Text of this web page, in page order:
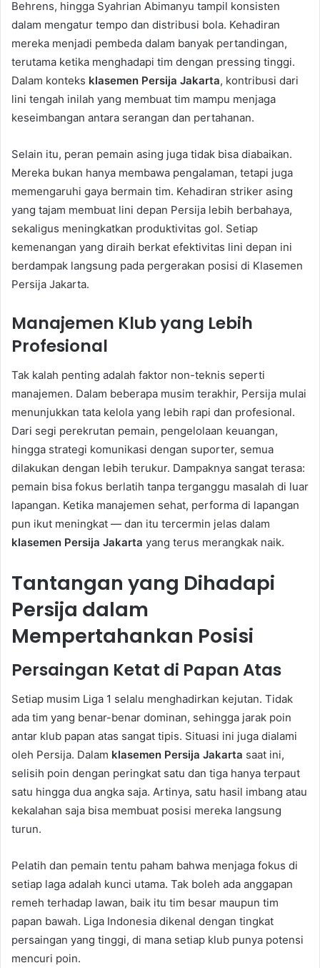
Behrens, hingga Syahrian Abimanyu tampil konsisten
dalam mengatur tempo dan distribusi bola. Kehadiran
mereka menjadi pembeda dalam banyak pertandingan,
terutama ketika menghadapi tim dengan pressing tinggi.
Dalam konteks klasemen Persija Jakarta, kontribusi dari
lini tengah inilah yang membuat tim mampu menjaga
keseimbangan antara serangan dan pertahanan.
Selain itu, peran pemain asing juga tidak bisa diabaikan.
Mereka bukan hanya membawa pengalaman, tetapi juga
memengaruhi gaya bermain tim. Kehadiran striker asing
yang tajam membuat lini depan Persija lebih berbahaya,
sekaligus meningkatkan produktivitas gol. Setiap
kemenangan yang diraih berkat efektivitas lini depan ini
berdampak langsung pada pergerakan posisi di Klasemen
Persija Jakarta.
Manajemen Klub yang Lebih
Profesional
Tak kalah penting adalah faktor non-teknis seperti
manajemen. Dalam beberapa musim terakhir, Persija mulai
menunjukkan tata kelola yang lebih rapi dan profesional.
Dari segi perekrutan pemain, pengelolaan keuangan,
hingga strategi komunikasi dengan suporter, semua
dilakukan dengan lebih terukur. Dampaknya sangat terasa:
pemain bisa fokus berlatih tanpa terganggu masalah di luar
lapangan. Ketika manajemen sehat, performa di lapangan
pun ikut meningkat — dan itu tercermin jelas dalam
klasemen Persija Jakarta yang terus merangkak naik.
Tantangan yang Dihadapi
Persija dalam
Mempertahankan Posisi
Persaingan Ketat di Papan Atas
Setiap musim Liga 1 selalu menghadirkan kejutan. Tidak
ada tim yang benar-benar dominan, sehingga jarak poin
antar klub papan atas sangat tipis. Situasi ini juga dialami
oleh Persija. Dalam klasemen Persija Jakarta saat ini,
selisih poin dengan peringkat satu dan tiga hanya terpaut
satu hingga dua angka saja. Artinya, satu hasil imbang atau
kekalahan saja bisa membuat posisi mereka langsung
turun.
Pelatih dan pemain tentu paham bahwa menjaga fokus di
setiap laga adalah kunci utama. Tak boleh ada anggapan
remeh terhadap lawan, baik itu tim besar maupun tim
papan bawah. Liga Indonesia dikenal dengan tingkat
persaingan yang tinggi, di mana setiap klub punya potensi
mencuri poin.